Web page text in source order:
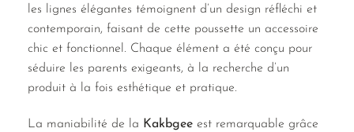
les lignes élégantes témoignent d’un design réfléchi et
contemporain, faisant de cette poussette un accessoire
chic et fonctionnel. Chaque élément a été conçu pour
séduire les parents exigeants, à la recherche d’un
produit à la fois esthétique et pratique.
La maniabilité de la Kakbgee est remarquable grâce